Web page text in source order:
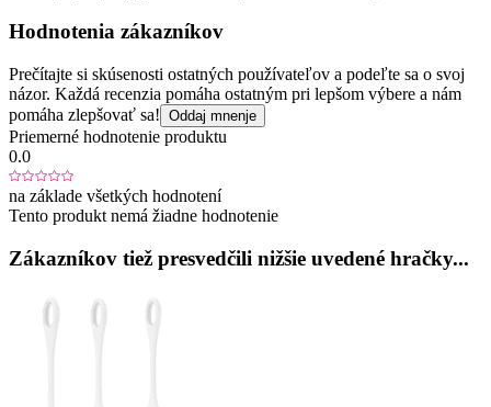
Hodnotenia zákazníkov
Prečítajte si skúsenosti ostatných používateľov a podeľte sa o svoj
názor. Každá recenzia pomáha ostatným pri lepšom výbere a nám
pomáha zlepšovať sa! Oddaj mnenje
Priemerné hodnotenie produktu
0.0
na základe všetkých hodnotení
Tento produkt nemá žiadne hodnotenie
Zákazníkov tiež presvedčili nižšie uvedené hračky...